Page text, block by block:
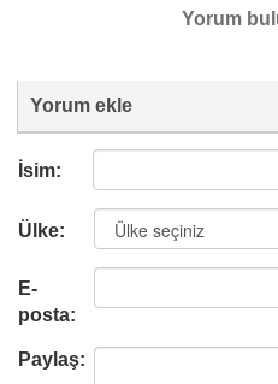
Yorum
Yorum ekle
İsim:
Ülke:
E-
posta:
Paylaş: